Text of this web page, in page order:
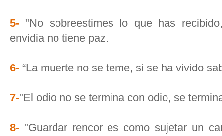
5- "No sobreestimes lo que has
envidia no tiene paz.
6- “La muerte no se teme, si se ha vivido
7-"El odio no se termina con odio, se
8- "Guardar rencor es como sujetar un